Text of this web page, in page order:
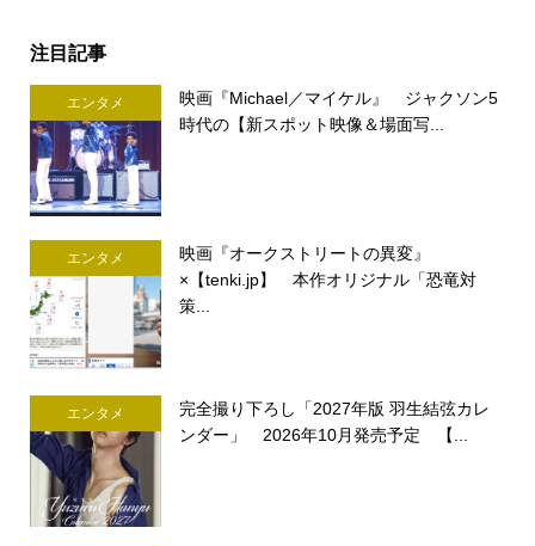
注目記事
エンタメ
映画『Michael／マイケル』 ジャクソン5
時代の【新スポット映像＆場面写...
エンタメ
映画『オークストリートの異変』
×【tenki.jp】 本作オリジナル「恐竜対
策...
エンタメ
完全撮り下ろし「2027年版 羽生結弦カレ
ンダー」 2026年10月発売予定 【...